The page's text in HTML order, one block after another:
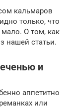
кальмаров
только, что
мало. О том, как
нашей статьи.
и
аппетитно
или